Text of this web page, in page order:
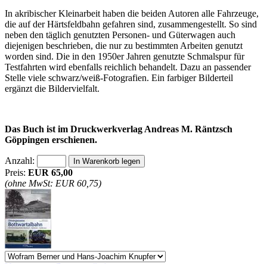
In akribischer Kleinarbeit haben die beiden Autoren alle Fahrzeuge,
die auf der Härtsfeldbahn gefahren sind, zusammengestellt. So sind
neben den täglich genutzten Personen- und Güterwagen auch
diejenigen beschrieben, die nur zu bestimmten Arbeiten genutzt
worden sind. Die in den 1950er Jahren genutzte Schmalspur für
Testfahrten wird ebenfalls reichlich behandelt. Dazu an passender
Stelle viele schwarz/weiß-Fotografien. Ein farbiger Bilderteil
ergänzt die Bildervielfalt.
Das Buch ist im Druckwerkverlag Andreas M. Räntzsch
Göppingen erschienen.
Anzahl:
Preis: EUR 65,00
(ohne MwSt: EUR 60,75)